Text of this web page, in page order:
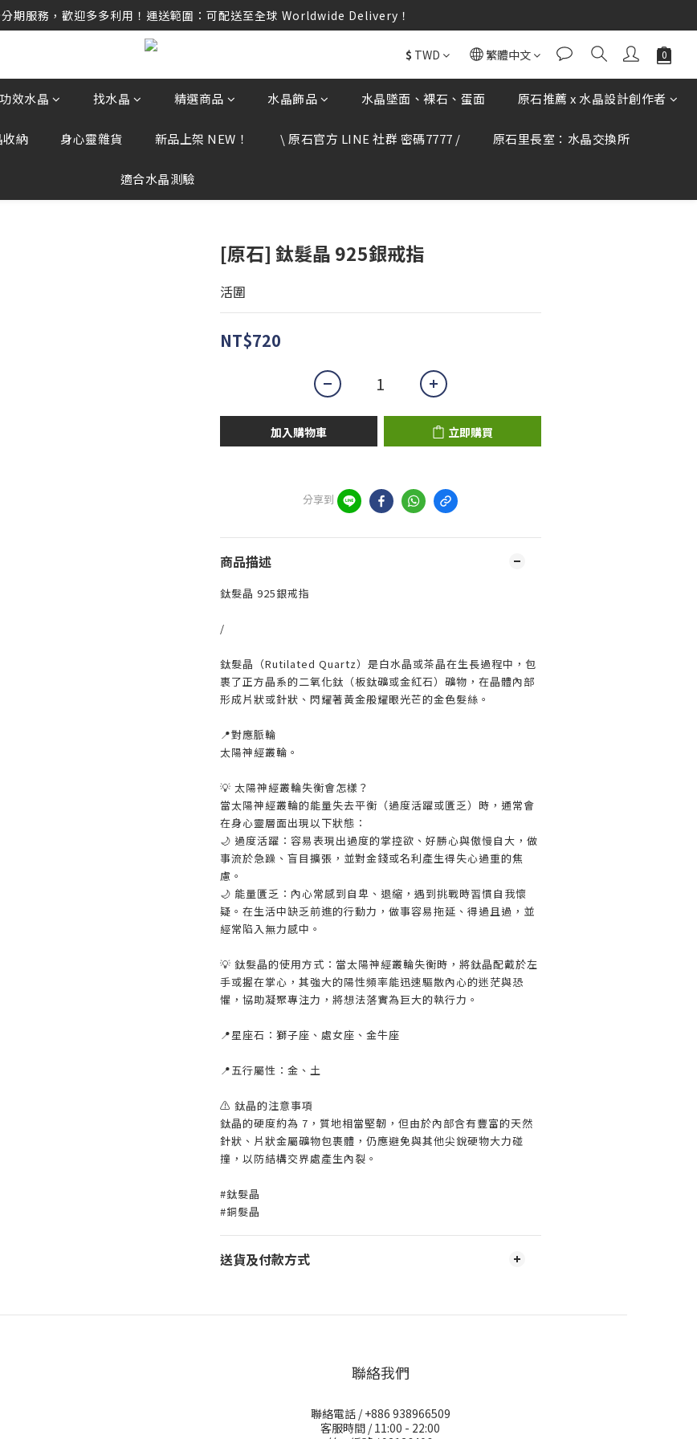
期服務，歡迎多多利用！運送範圍：可配送至全球 Worldwide Delivery！
期服務，歡迎多多利用！運送範圍：可配送至全球 Worldwide Delivery！
單資訊、補運費差額或付款，請勿點選任何不明連結，若有任何疑慮可撥打165反詐騙專線查證。
期服務，歡迎多多利用！運送範圍：可配送至全球 Worldwide Delivery！
$ TWD 繁體中文
功效水晶 找水晶 精選商品 水晶飾品 水晶墜面、裸石、蛋面 原石推薦 x 水晶設計創作者
收納 身心靈雜貨 新品上架 NEW！ \ 原石官方 LINE 社群 密碼7777 / 原石里長室：水晶交換所
適合水晶測驗
[原石] 鈦髮晶 925銀戒指
活圍
NT$720
加入購物車 立即購買
分享到
商品描述
鈦髮晶 925銀戒指
/
鈦髮晶（Rutilated Quartz）是白水晶或茶晶在生長過程中，包
裹了正方晶系的二氧化鈦（板鈦礦或金紅石）礦物，在晶體內部
形成片狀或針狀、閃耀著黃金般耀眼光芒的金色髮絲。
📍對應脈輪
太陽神經叢輪。
💡 太陽神經叢輪失衡會怎樣？
當太陽神經叢輪的能量失去平衡（過度活躍或匱乏）時，通常會
在身心靈層面出現以下狀態：
🌙 過度活躍：容易表現出過度的掌控欲、好勝心與傲慢自大，做
事流於急躁、盲目擴張，並對金錢或名利產生得失心過重的焦
慮。
🌙 能量匱乏：內心常感到自卑、退縮，遇到挑戰時習慣自我懷
疑。在生活中缺乏前進的行動力，做事容易拖延、得過且過，並
經常陷入無力感中。
💡 鈦髮晶的使用方式：當太陽神經叢輪失衡時，將鈦晶配戴於左
手或握在掌心，其強大的陽性頻率能迅速驅散內心的迷茫與恐
懼，協助凝聚專注力，將想法落實為巨大的執行力。
📍星座石：獅子座、處女座、金牛座
📍五行屬性：金、土
⚠️ 鈦晶的注意事項
鈦晶的硬度約為 7，質地相當堅韌，但由於內部含有豐富的天然
針狀、片狀金屬礦物包裹體，仍應避免與其他尖銳硬物大力碰
撞，以防結構交界處產生內裂。
#鈦髮晶
#銅髮晶
送貨及付款方式
聯絡我們
聯絡電話 / +886 938966509
客服時間 / 11:00 - 22:00